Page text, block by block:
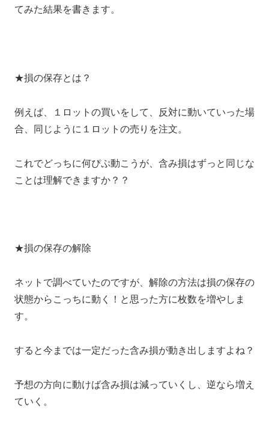
てみた結果を書きます。
★損の保存とは？
例えば、１ロットの買いをして、反対に動いていった場
合、同じように１ロットの売りを注文。
これでどっちに何ぴぷ動こうが、含み損はずっと同じな
ことは理解できますか？？
★損の保存の解除
ネットで調べていたのですが、解除の方法は損の保存の
状態からこっちに動く！と思った方に枚数を増やしま
す。
すると今までは一定だった含み損が動き出しますよね？
予想の方向に動けば含み損は減っていくし、逆なら増え
ていく。